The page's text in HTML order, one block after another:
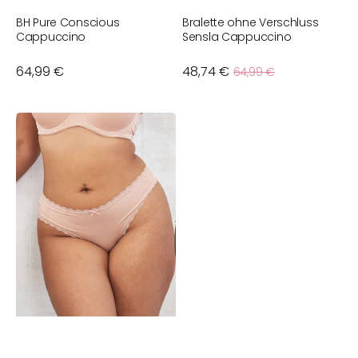
BH Pure Conscious
Cappuccino
Normaler
64,99 €
Bralette ohne Verschluss
Sensla Cappuccino
Normaler
64,99 €Verkaufspreis
48,74 €
String
Pure
Basic
Cappuccino